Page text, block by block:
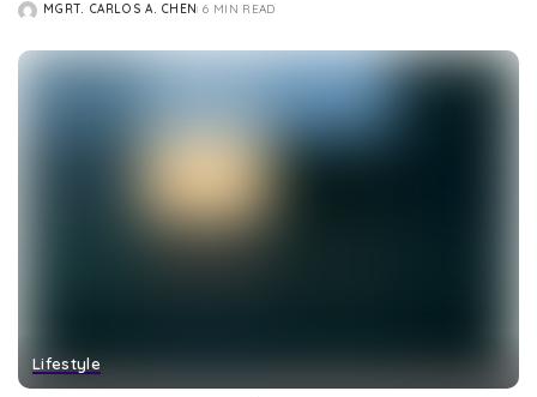
POSTED
MGRT. CARLOS A. CHEN 6 MIN READ
Lifestyle